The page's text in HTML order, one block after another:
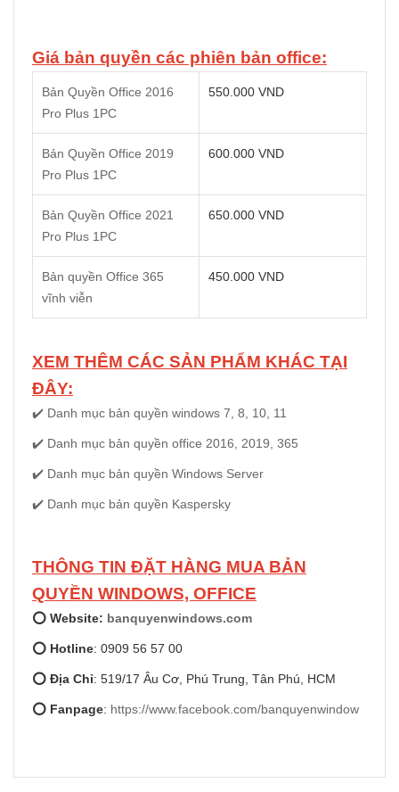
Giá bản quyền các phiên bản office:
Bản Quyền Office 2016
Pro Plus 1PC
550.000 VND
Bản Quyền Office 2019
Pro Plus 1PC
600.000 VND
Bản Quyền Office 2021
Pro Plus 1PC
650.000 VND
Bản quyền Office 365
vĩnh viễn
450.000 VND
XEM THÊM CÁC SẢN PHẨM KHÁC TẠI
ĐÂY:
✔️ Danh mục bản quyền windows 7, 8, 10, 11
✔️ Danh mục bản quyền office 2016, 2019, 365
✔️ Danh mục bản quyền Windows Server
✔️ Danh mục bản quyền Kaspersky
THÔNG TIN ĐẶT HÀNG MUA BẢN
QUYỀN WINDOWS, OFFICE
⭕ Website: banquyenwindows.com
⭕ Hotline: 0909 56 57 00
⭕ Địa Chỉ: 519/17 Âu Cơ, Phú Trung, Tân Phú, HCM
⭕ Fanpage: https://www.facebook.com/banquyenwindow